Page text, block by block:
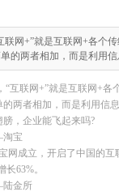
联网+”就是互联网+各个
的两者相加，而是利用
“互联网+”就是互联网+
的两者相加，而是利用信
，企业能飞起来吗?
宝
网成立，开启了中国的
63%。
金所